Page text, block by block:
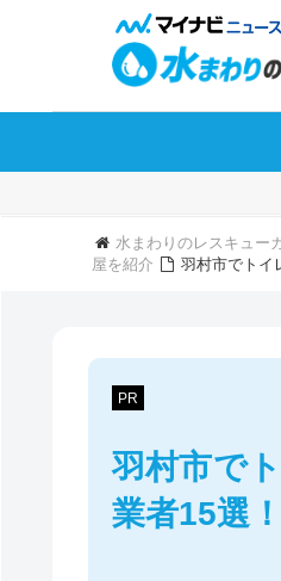
水まわりのレスキュー
屋を紹介
羽村市でトイ
PR
羽村市で
業者15選